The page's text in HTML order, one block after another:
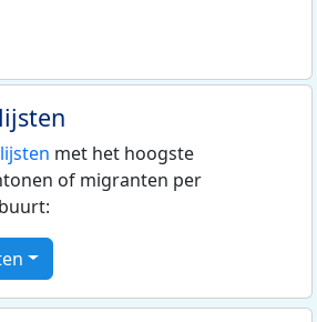
met het hoogste
of migranten per